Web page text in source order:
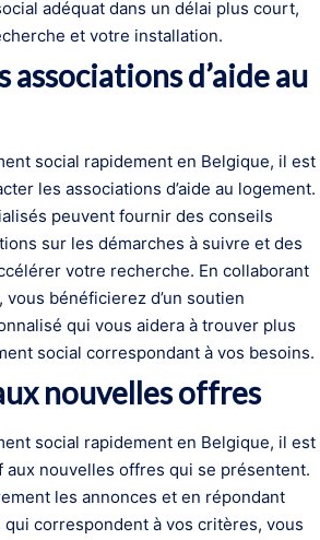
adéquat dans un délai plus court,
et votre installation.
associations d’aide au
social rapidement en Belgique, il est
les associations d’aide au logement.
peuvent fournir des conseils
sur les démarches à suivre et des
votre recherche. En collaborant
bénéficierez d’un soutien
qui vous aidera à trouver plus
social correspondant à vos besoins.
nouvelles offres
social rapidement en Belgique, il est
aux nouvelles offres qui se présentent.
les annonces et en répondant
correspondent à vos critères, vous